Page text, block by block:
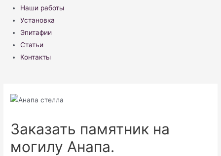
Наши работы
Установка
Эпитафии
Статьи
Контакты
Заказать памятник на
могилу Анапа.